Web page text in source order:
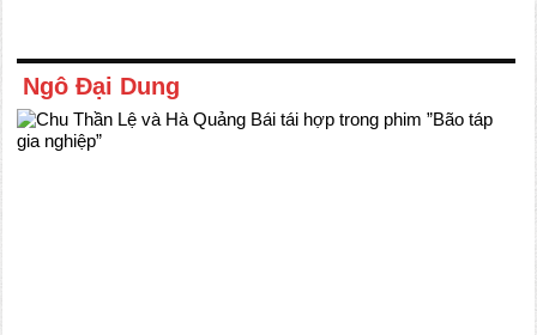
Ngô Đại Dung